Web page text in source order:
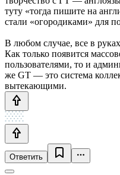
туту «тогда пишите на
стали «огородиками» для
В любом случае, все в
Как только появится
пользователями, то и
же GT — это система
вытекающими.
Ответить